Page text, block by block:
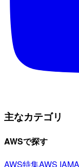
主なカテゴリ
AWSで探す
AWS特集AWS IAM